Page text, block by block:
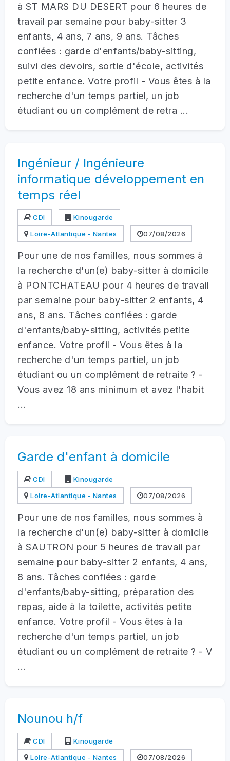
à ST MARS DU DESERT pour 6 heures de
travail par semaine pour baby-sitter 3
enfants, 4 ans, 7 ans, 9 ans. Tâches
confiées : garde d'enfants/baby-sitting,
suivi des devoirs, sortie d'école, activités
petite enfance. Votre profil - Vous êtes à la
recherche d'un temps partiel, un job
étudiant ou un complément de retra ...
Ingénieur / Ingénieure
informatique développement en
temps réel
CDI
Kinougarde
Loire-Atlantique - Nantes
07/08/2026
Pour une de nos familles, nous sommes à
la recherche d'un(e) baby-sitter à domicile
à PONTCHATEAU pour 4 heures de travail
par semaine pour baby-sitter 2 enfants, 4
ans, 8 ans. Tâches confiées : garde
d'enfants/baby-sitting, activités petite
enfance. Votre profil - Vous êtes à la
recherche d'un temps partiel, un job
étudiant ou un complément de retraite ? -
Vous avez 18 ans minimum et avez l'habit
...
Garde d'enfant à domicile
CDI
Kinougarde
Loire-Atlantique - Nantes
07/08/2026
Pour une de nos familles, nous sommes à
la recherche d'un(e) baby-sitter à domicile
à SAUTRON pour 5 heures de travail par
semaine pour baby-sitter 2 enfants, 4 ans,
8 ans. Tâches confiées : garde
d'enfants/baby-sitting, préparation des
repas, aide à la toilette, activités petite
enfance. Votre profil - Vous êtes à la
recherche d'un temps partiel, un job
étudiant ou un complément de retraite ? - V
...
Nounou h/f
CDI
Kinougarde
Loire-Atlantique - Nantes
07/08/2026